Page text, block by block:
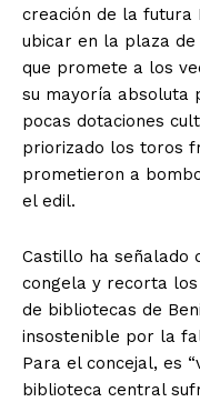
creación de la futura
ubicar en la plaza
que promete a los
su mayoría absoluta
pocas dotaciones
priorizado los toros
prometieron a
el edil.
Castillo ha señalado
congela y recorta
de bibliotecas de
insostenible por la
Para el concejal, es
biblioteca central